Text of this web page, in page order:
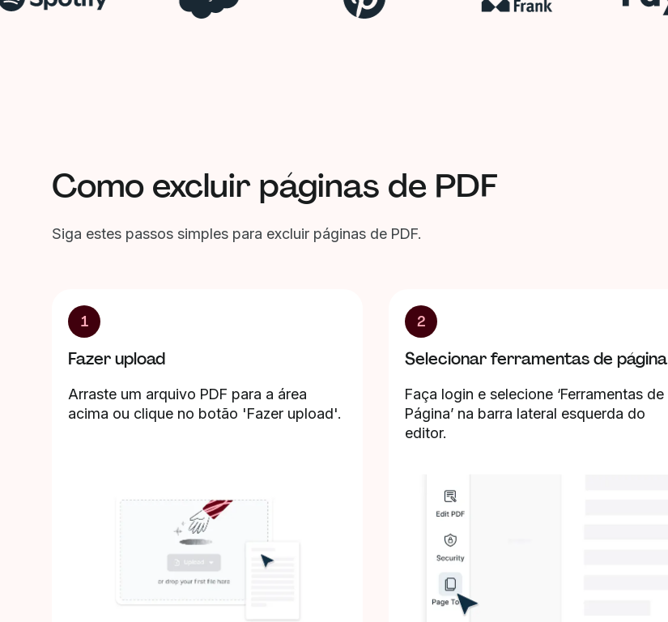
Como excluir páginas de PDF
Siga estes passos simples para excluir páginas de PDF.
1
Fazer upload
Arraste um arquivo PDF para a área
acima ou clique no botão 'Fazer upload'.
2
Selecionar ferramentas de página
Faça login e selecione ‘Ferramentas de
Página’ na barra lateral esquerda do
editor.